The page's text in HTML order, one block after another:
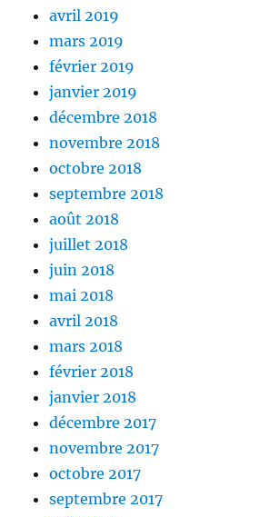
avril 2019
mars 2019
février 2019
janvier 2019
décembre 2018
novembre 2018
octobre 2018
septembre 2018
août 2018
juillet 2018
juin 2018
mai 2018
avril 2018
mars 2018
février 2018
janvier 2018
décembre 2017
novembre 2017
octobre 2017
septembre 2017